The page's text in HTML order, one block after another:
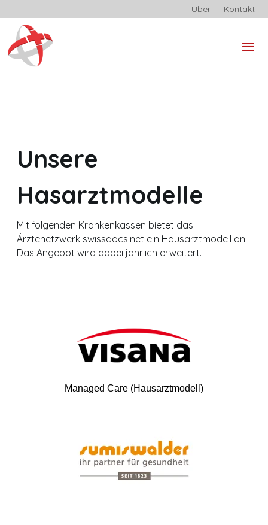
Über Kontakt
Unsere
Hasarztmodelle
Mit folgenden Krankenkassen bietet das
Ärztenetzwerk swissdocs.net ein Hausarztmodell an.
Das Angebot wird dabei jährlich erweitert.
Managed Care (Hausarztmodell)